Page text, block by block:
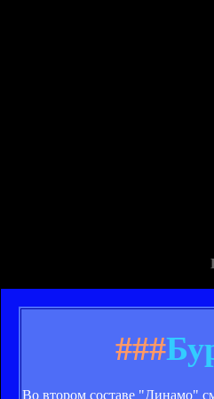
###
Во втором составе "Динамо"